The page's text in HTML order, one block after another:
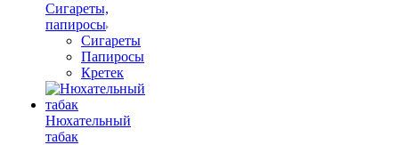
Сигареты,
папиросы
Сигареты
Папиросы
Кретек
Нюхательный
табак